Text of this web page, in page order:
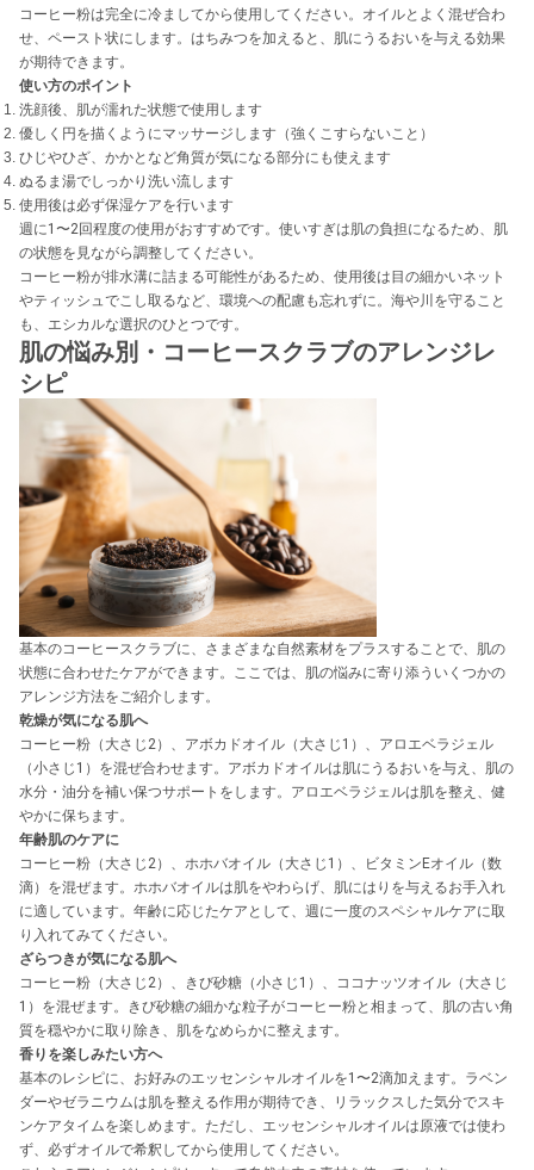
コーヒー粉は完全に冷ましてから使用してください。オイルとよく混ぜ合わ
せ、ペースト状にします。はちみつを加えると、肌にうるおいを与える効果
が期待できます。
使い方のポイント
洗顔後、肌が濡れた状態で使用します
優しく円を描くようにマッサージします（強くこすらないこと）
ひじやひざ、かかとなど角質が気になる部分にも使えます
ぬるま湯でしっかり洗い流します
使用後は必ず保湿ケアを行います
週に1〜2回程度の使用がおすすめです。使いすぎは肌の負担になるため、肌
の状態を見ながら調整してください。
コーヒー粉が排水溝に詰まる可能性があるため、使用後は目の細かいネット
やティッシュでこし取るなど、環境への配慮も忘れずに。海や川を守ること
も、エシカルな選択のひとつです。
肌の悩み別・コーヒースクラブのアレンジレ
シピ
基本のコーヒースクラブに、さまざまな自然素材をプラスすることで、肌の
状態に合わせたケアができます。ここでは、肌の悩みに寄り添ういくつかの
アレンジ方法をご紹介します。
乾燥が気になる肌へ
コーヒー粉（大さじ2）、アボカドオイル（大さじ1）、アロエベラジェル
（小さじ1）を混ぜ合わせます。アボカドオイルは肌にうるおいを与え、肌の
水分・油分を補い保つサポートをします。アロエベラジェルは肌を整え、健
やかに保ちます。
年齢肌のケアに
コーヒー粉（大さじ2）、ホホバオイル（大さじ1）、ビタミンEオイル（数
滴）を混ぜます。ホホバオイルは肌をやわらげ、肌にはりを与えるお手入れ
に適しています。年齢に応じたケアとして、週に一度のスペシャルケアに取
り入れてみてください。
ざらつきが気になる肌へ
コーヒー粉（大さじ2）、きび砂糖（小さじ1）、ココナッツオイル（大さじ
1）を混ぜます。きび砂糖の細かな粒子がコーヒー粉と相まって、肌の古い角
質を穏やかに取り除き、肌をなめらかに整えます。
香りを楽しみたい方へ
基本のレシピに、お好みのエッセンシャルオイルを1〜2滴加えます。ラベン
ダーやゼラニウムは肌を整える作用が期待でき、リラックスした気分でスキ
ンケアタイムを楽しめます。ただし、エッセンシャルオイルは原液では使わ
ず、必ずオイルで希釈してから使用してください。